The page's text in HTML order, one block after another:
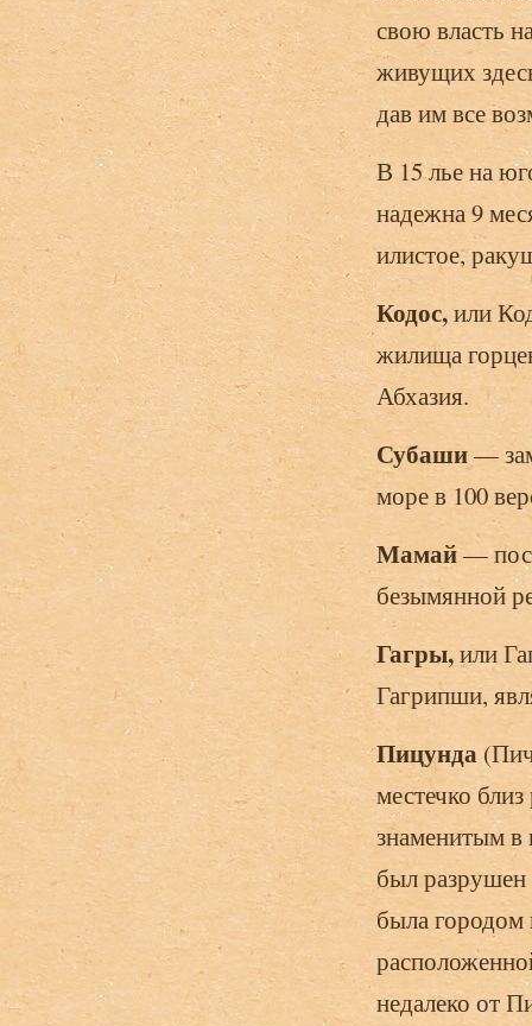
свою власть
живущих
дав им все
В 15 лье на
надежна 9
илистое,
Кодос,или
жилища
Абхазия.
Субаши—
море в 100
Мамай—
безымянной
Гагры,или
Гагрипши,
Пицунда
местечко
знаменитым в
был разрушен
была городом
недалеко от